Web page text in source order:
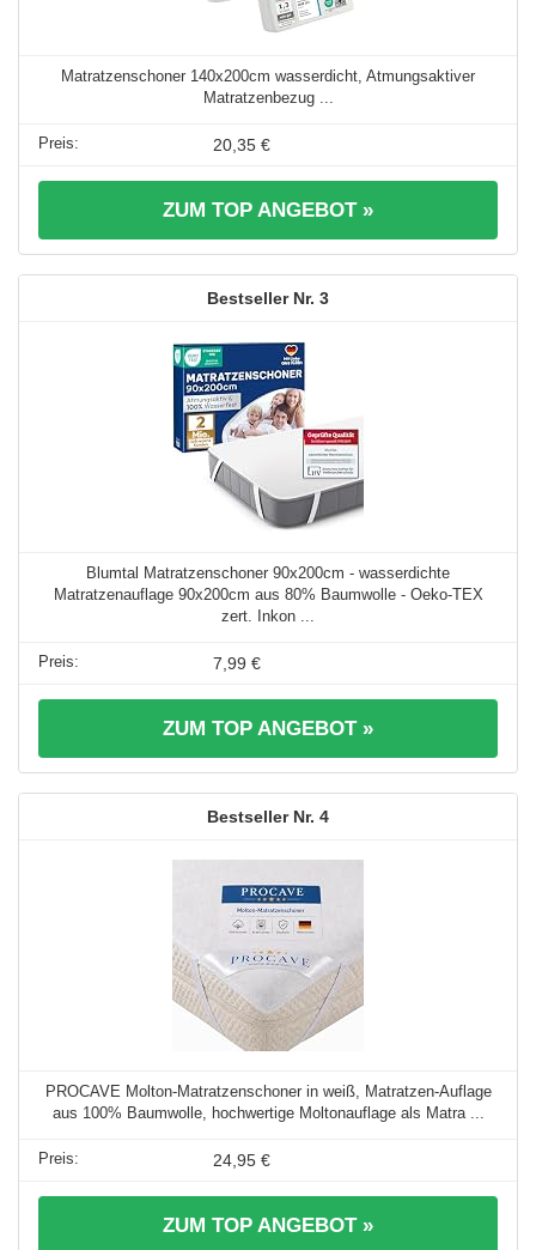
Matratzenschoner 140x200cm wasserdicht, Atmungsaktiver
Matratzenbezug ...
20,35 €
ZUM TOP ANGEBOT »
3
Blumtal Matratzenschoner 90x200cm - wasserdichte
Matratzenauflage 90x200cm aus 80% Baumwolle - Oeko-TEX
zert. Inkon ...
7,99 €
ZUM TOP ANGEBOT »
4
PROCAVE Molton-Matratzenschoner in weiß, Matratzen-Auflage
aus 100% Baumwolle, hochwertige Moltonauflage als Matra ...
24,95 €
ZUM TOP ANGEBOT »